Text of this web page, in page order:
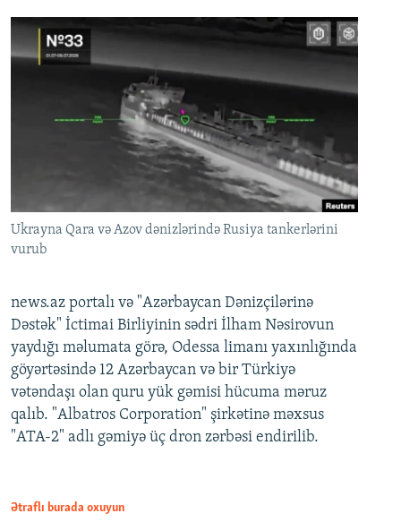
Ukrayna Qara və Azov dənizlərində Rusiya tankerlərini
vurub
news.az portalı və "Azərbaycan Dənizçilərinə
Dəstək" İctimai Birliyinin sədri İlham Nəsirovun
yaydığı məlumata görə, Odessa limanı yaxınlığında
göyərtəsində 12 Azərbaycan və bir Türkiyə
vətəndaşı olan quru yük gəmisi hücuma məruz
qalıb. "Albatros Corporation" şirkətinə məxsus
"ATA-2" adlı gəmiyə üç dron zərbəsi endirilib.
Ətraflı burada oxuyun